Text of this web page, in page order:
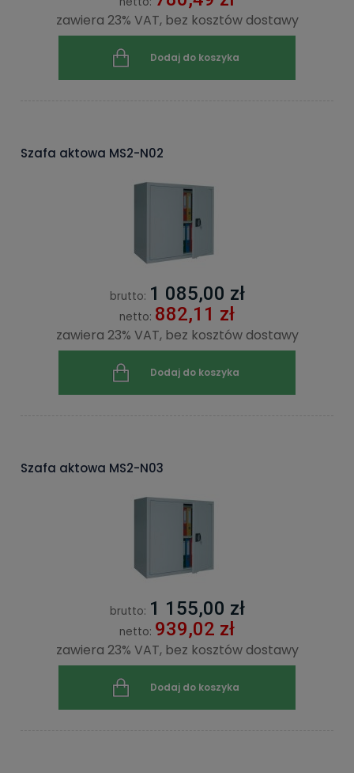
zawiera 23% VAT, bez kosztów dostawy
Dodaj do koszyka
Szafa aktowa MS2-N02
brutto: 1 085,00 zł
netto: 882,11 zł
zawiera 23% VAT, bez kosztów dostawy
Dodaj do koszyka
Szafa aktowa MS2-N03
brutto: 1 155,00 zł
netto: 939,02 zł
zawiera 23% VAT, bez kosztów dostawy
Dodaj do koszyka